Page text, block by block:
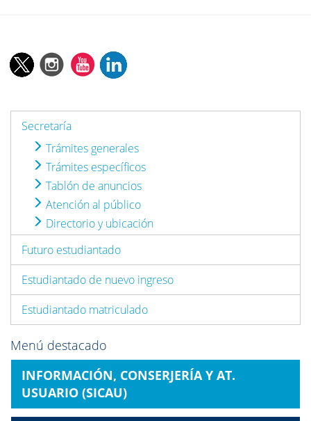
Secretaría
Trámites generales
Trámites específicos
Tablón de anuncios
Atención al público
Directorio y ubicación
Futuro estudiantado
Estudiantado de nuevo ingreso
Estudiantado matriculado
Menú destacado
INFORMACIÓN, CONSERJERÍA Y AT.
USUARIO (SICAU)